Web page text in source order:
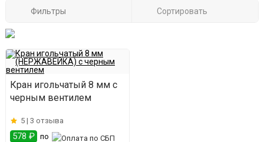
Фильтры Сортировать
Кран игольчатый 8 мм с
черным вентилем
5 | 3 отзыва
578 ₽ по